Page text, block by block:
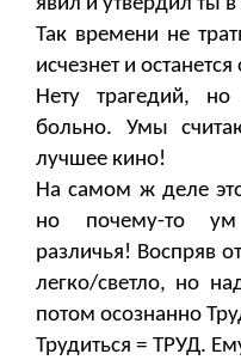
Так времени не
исчезнет и
Нету трагедий,
больно. Умы
лучшее кино!
На самом ж деле
но почему-то ум
различья! Воспряв
легко/светло, но
потом осознанно
Трудиться = ТРУД.